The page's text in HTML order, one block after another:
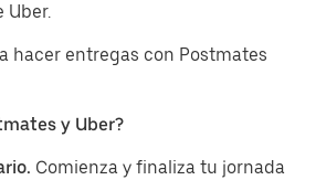
Uber.
hacer entregas con Postmates
y Uber?
Comienza y finaliza tu jornada